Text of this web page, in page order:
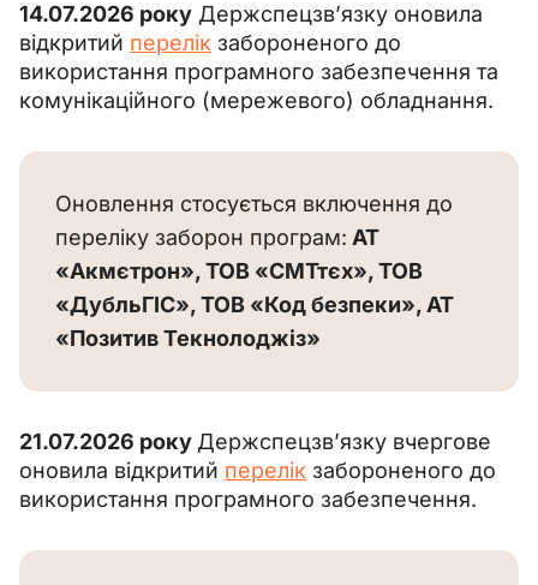
14.07.2026 року Держспецзв’язку оновила
відкритий перелік забороненого до
використання програмного забезпечення та
комунікаційного (мережевого) обладнання.
Оновлення стосується включення до
переліку заборон програм: АТ
«Акмєтрон», ТОВ «СМТтєх», ТОВ
«ДубльГІС», ТОВ «Код безпеки», АТ
«Позитив Текнолоджіз»
21.07.2026 року Держспецзв’язку вчергове
оновила відкритий перелік забороненого до
використання програмного забезпечення.